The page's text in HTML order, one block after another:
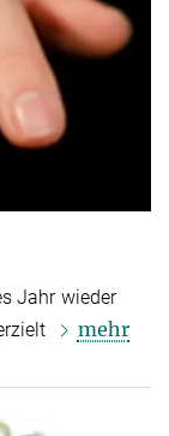
Jahr wieder
mehr